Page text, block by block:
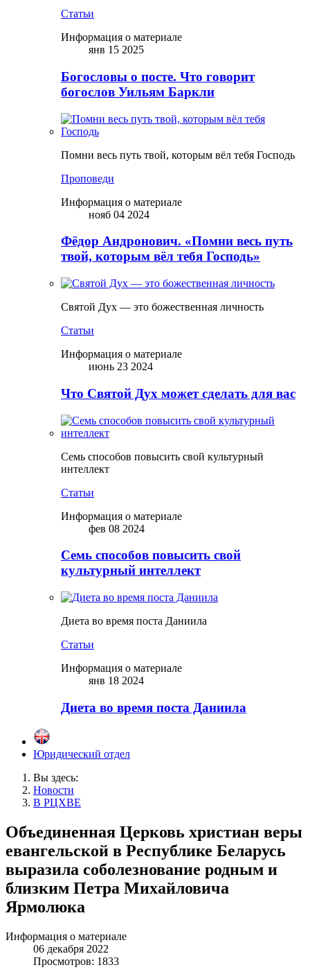
Статьи
Информация о материале
янв 15 2025
Богословы о посте. Что говорит
богослов Уильям Баркли
Помни весь путь твой, которым вёл тебя Господь
Проповеди
Информация о материале
нояб 04 2024
Фёдор Андронович. «Помни весь путь
твой, которым вёл тебя Господь»
Святой Дух — это божественная личность
Статьи
Информация о материале
июнь 23 2024
Что Святой Дух может сделать для вас
Семь способов повысить свой культурный
интеллект
Статьи
Информация о материале
фев 08 2024
Семь способов повысить свой
культурный интеллект
Диета во время поста Даниила
Статьи
Информация о материале
янв 18 2024
Диета во время поста Даниила
Юридический отдел
Вы здесь:
Новости
В РЦХВЕ
Объединенная Церковь христиан веры
евангельской в Республике Беларусь
выразила соболезнование родным и
близким Петра Михайловича
Ярмолюка
Информация о материале
06 декабря 2022
Просмотров: 1833